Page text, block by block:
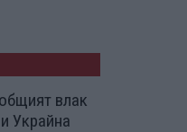
влак
Украйна